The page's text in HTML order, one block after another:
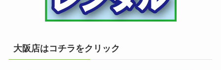
大阪店はコチラをクリック